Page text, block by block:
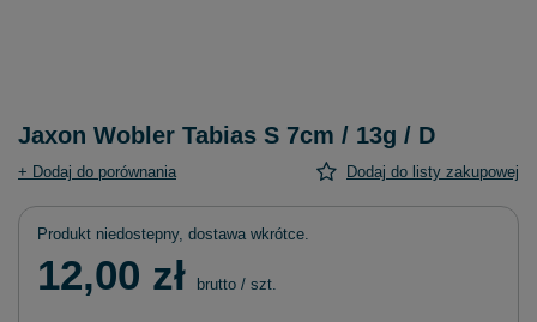
Jaxon Wobler Tabias S 7cm / 13g / D
+ Dodaj do porównania Dodaj do listy zakupowej
Produkt niedostepny, dostawa wkrótce
12,00 zł brutto / szt.